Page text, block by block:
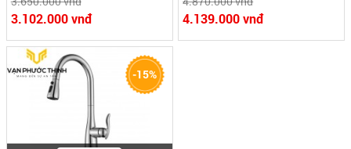
3.102.000 vnđ 4.139.000 vnđ
-15%